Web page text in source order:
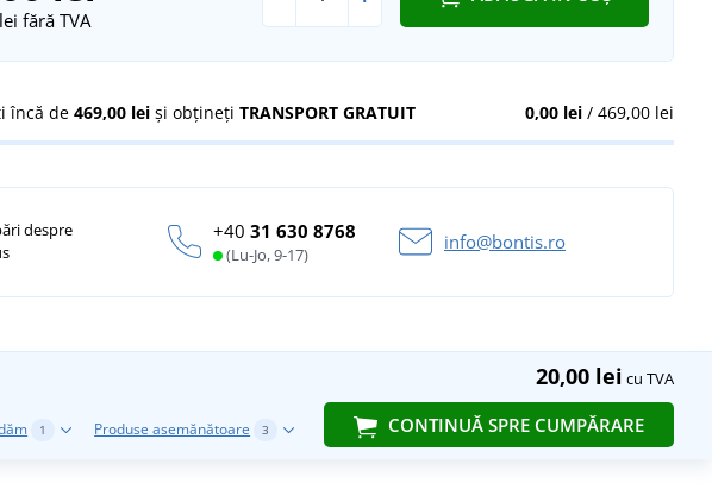
fără TVA
0,00 lei/ 469,00 lei
încă de 469,00 lei și obțineți TRANSPORT GRATUIT
despre
+40 31 630 8768
(Lu-Jo, 9-17)
info@bontis.ro
20,00 lei cu TVA
CONTINUĂ SPRE CUMPĂRARE
1 Produse asemănătoare 3